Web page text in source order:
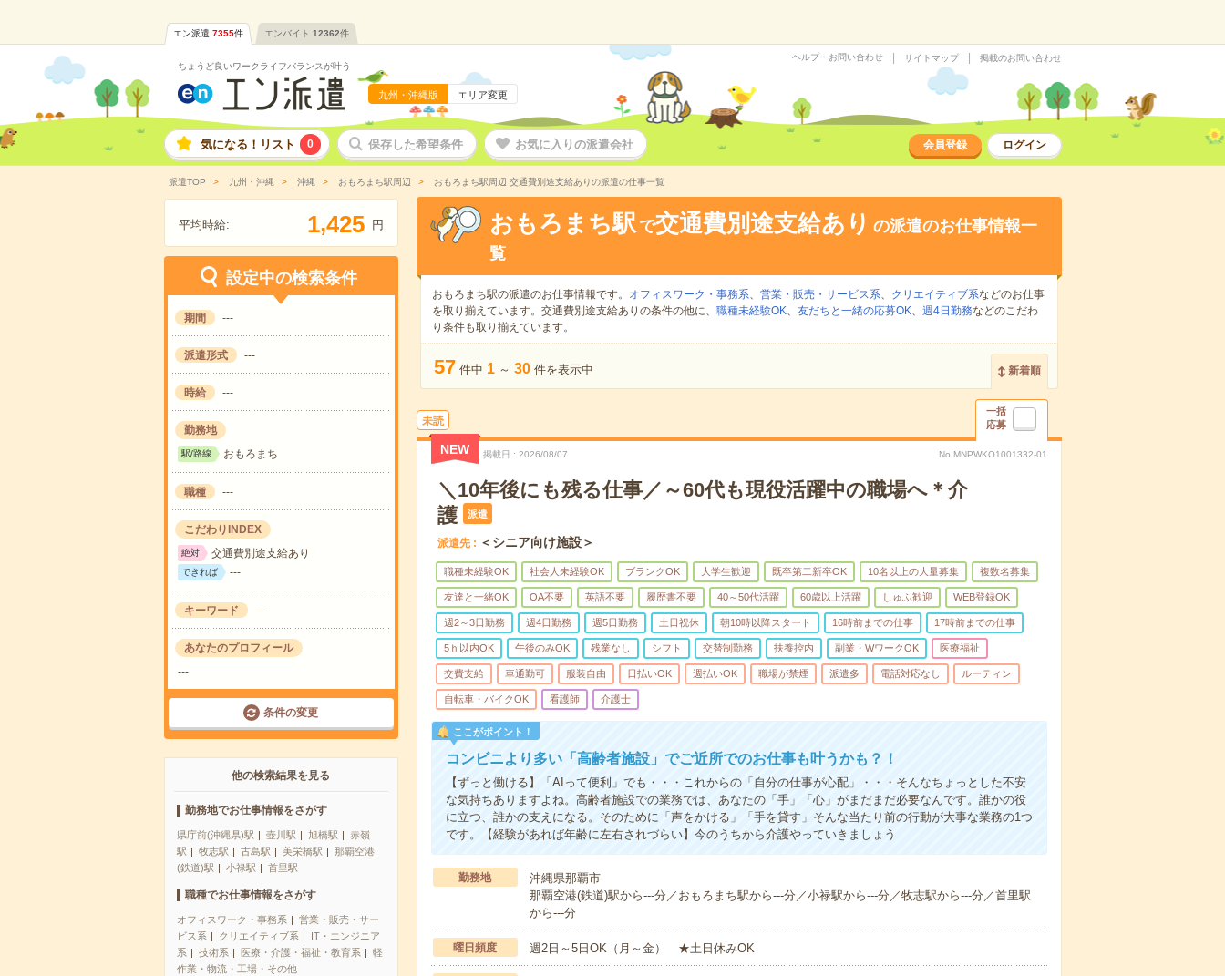
エン派遣 7355件 エンバイト 12362件
ちょうど良いワークライフバランスが叶う
九州・沖縄版 エリア変更
ヘルプ・お問い合わせ サイトマップ 掲載のお問い合わせ
気になる！リスト 0 保存した希望条件 お気に入りの派遣会社 会員登録 ログイン
派遣TOP 九州・沖縄 沖縄 おもろまち駅周辺 おもろまち駅周辺 交通費別途支給ありの派遣の仕事一覧
平均時給: 1,425 円
設定中の検索条件
期間 ---
派遣形式 ---
時給 ---
勤務地
駅/路線 おもろまち
職種 ---
こだわりINDEX
絶対 交通費別途支給あり
できれば ---
キーワード ---
あなたのプロフィール
---
条件の変更
他の検索結果を見る
勤務地でお仕事情報をさがす
県庁前(沖縄県)駅 壺川駅 旭橋駅
赤嶺
駅
牧志駅 古島駅 美栄橋駅
那覇空港
(鉄道)駅
小禄駅 首里駅
職種でお仕事情報をさがす
オフィスワーク・事務系
営業・販売・サー
ビス系
クリエイティブ系
IT・エンジニア
系
技術系 医療・介護・福祉・教育系
軽
作業・物流・工場・その他
おもろまち駅 で交通費別途支給あり の派遣のお仕事情報一
覧
おもろまち駅の派遣のお仕事情報です。 オフィスワーク・事務系、 営業・販売・サービス系、 クリエイティブ系などのお仕事
を取り揃えています。交通費別途支給ありの条件の他に、 職種未経験OK、 友だちと一緒の応募OK、 週4日勤務などのこだわ
り条件も取り揃えています。
57 件中 1 ～ 30 件を表示中 新着順
未読
一括
応募
NEW 掲載日 2026/08/07 No.MNPWKO1001332-01
＼10年後にも残る仕事／～60代も現役活躍中の職場へ＊介
護
派遣
派遣先 ＜シニア向け施設＞
職種未経験OK 社会人未経験OK ブランクOK 大学生歓迎 既卒第二新卒OK 10名以上の大量募集 複数名募集
友達と一緒OK OA不要 英語不要 履歴書不要 40～50代活躍 60歳以上活躍 しゅふ歓迎 WEB登録OK
週2～3日勤務 週4日勤務 週5日勤務 土日祝休 朝10時以降スタート 16時前までの仕事 17時前までの仕事
5ｈ以内OK 午後のみOK 残業なし シフト 交替制勤務 扶養控内 副業・WワークOK 医療福祉
交費支給 車通勤可 服装自由 日払いOK 週払いOK 職場が禁煙 派遣多 電話対応なし ルーティン
自転車・バイクOK 看護師 介護士
ここがポイント！
コンビニより多い「高齢者施設」でご近所でのお仕事も叶うかも？！
【ずっと働ける】「AIって便利」でも・・・これからの「自分の仕事が心配」・・・そんなちょっとした不安
な気持ちありますよね。高齢者施設での業務では、あなたの「手」「心」がまだまだ必要なんです。誰かの役
に立つ、誰かの支えになる。そのために「声をかける」「手を貸す」そんな当たり前の行動が大事な業務の1つ
です。【経験があれば年齢に左右されづらい】今のうちから介護やっていきましょう
勤務地
沖縄県那覇市
那覇空港(鉄道)駅から---分／おもろまち駅から---分／小禄駅から---分／牧志駅から---分／首里駅
から---分
曜日頻度 週2日～5日OK（月～金） ★土日休みOK